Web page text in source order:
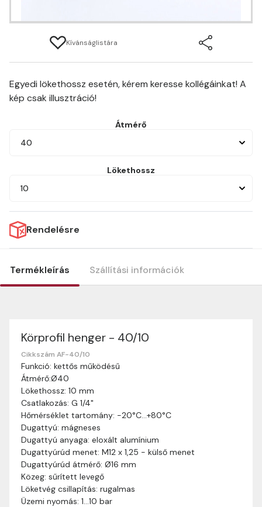
Kívánságlistára
Egyedi lökethossz esetén, kérem keresse kollégáinkat! A
kép csak illusztráció!
Átmérő
40
Lökethossz
10
Rendelésre
Termékleírás Szállítási információk
Körprofil henger - 40/10
Cikkszám AF-40/10
Funkció: kettős működésű
Átmérő:Ø40
Lökethossz: 10 mm
Csatlakozás: G 1/4"
Hőmérséklet tartomány: -20°C…+80°C
Dugattyú: mágneses
Dugattyú anyaga: eloxált alumínium
Dugattyúrúd menet: M12 x 1,25 - külső menet
Dugattyúrúd átmérő: Ø16 mm
Közeg: sűrített levegő
Löketvég csillapítás: rugalmas
Üzemi nyomás: 1…10 bar
Szállítási információk
Nagyon köszönjük, hogy webshopunkat választottátok
vásárlásaitokhoz. Az alábbiakban megtaláljátok szállítási
információinkat, hogy a vásárlásotok gördülékenyen és
zökkenőmentesen történhessen.
Szállítási idő:Általában a megrendeléseket 2-5
munkanapon belül kézbesítjük. Amennyiben
valamilyen okból kifolyólag a szállítás hosszabb
ideig tart, előre értesítünk benneteket.
Szállítási díj:A szállítási díj függ a termék súlyától
és a szállítási cím távolságától. A pontos szállítási
díjat a vásárlás folyamata során megtekinthetitek,
mielőtt a rendelést véglegesítitek.